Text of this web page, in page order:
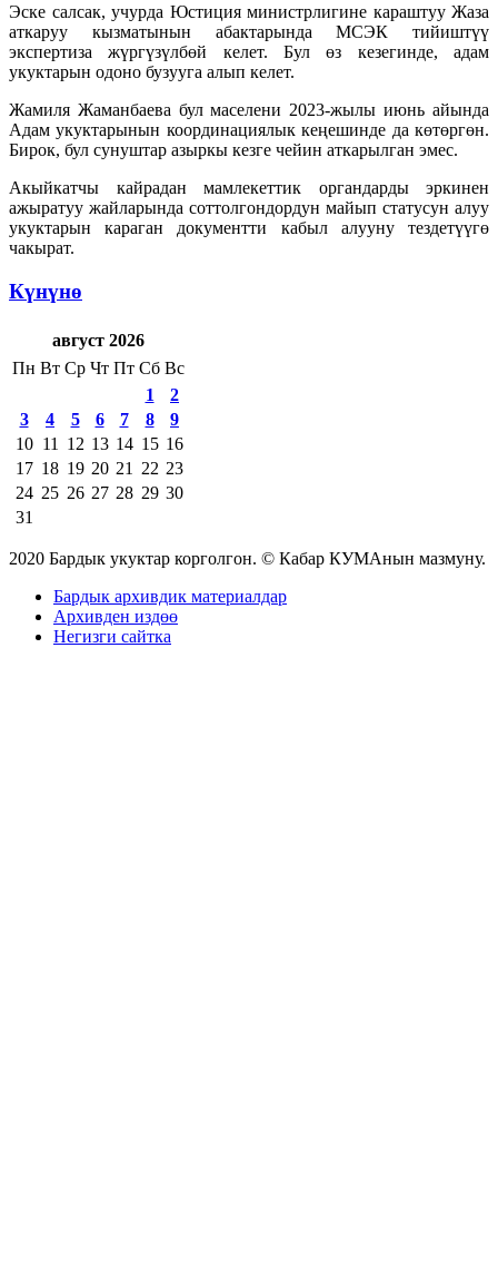
Эске салсак, учурда Юстиция министрлигине караштуу Жаза
аткаруу кызматынын абактарында МСЭК тийиштүү
экспертиза жүргүзүлбөй келет. Бул өз кезегинде, адам
укуктарын одоно бузууга алып келет.
Жамиля Жаманбаева бул маселени 2023-жылы июнь айында
Адам укуктарынын координациялык кеңешинде да көтөргөн.
Бирок, бул сунуштар азыркы кезге чейин аткарылган эмес.
Акыйкатчы кайрадан мамлекеттик органдарды эркинен
ажыратуу жайларында соттолгондордун майып статусун алуу
укуктарын караган документти кабыл алууну тездетүүгө
чакырат.
Күнүнө
август 2026
Пн Вт Ср Чт Пт Сб Вс
1
2
3
4 5 6 7 8
9
10 11 12 13 14 15 16
17 18 19 20 21 22 23
24 25 26 27 28 29 30
31
2020 Бардык укуктар корголгон. © Кабар КУМАнын мазмуну.
Бардык архивдик материалдар
Архивден издөө
Негизги сайтка